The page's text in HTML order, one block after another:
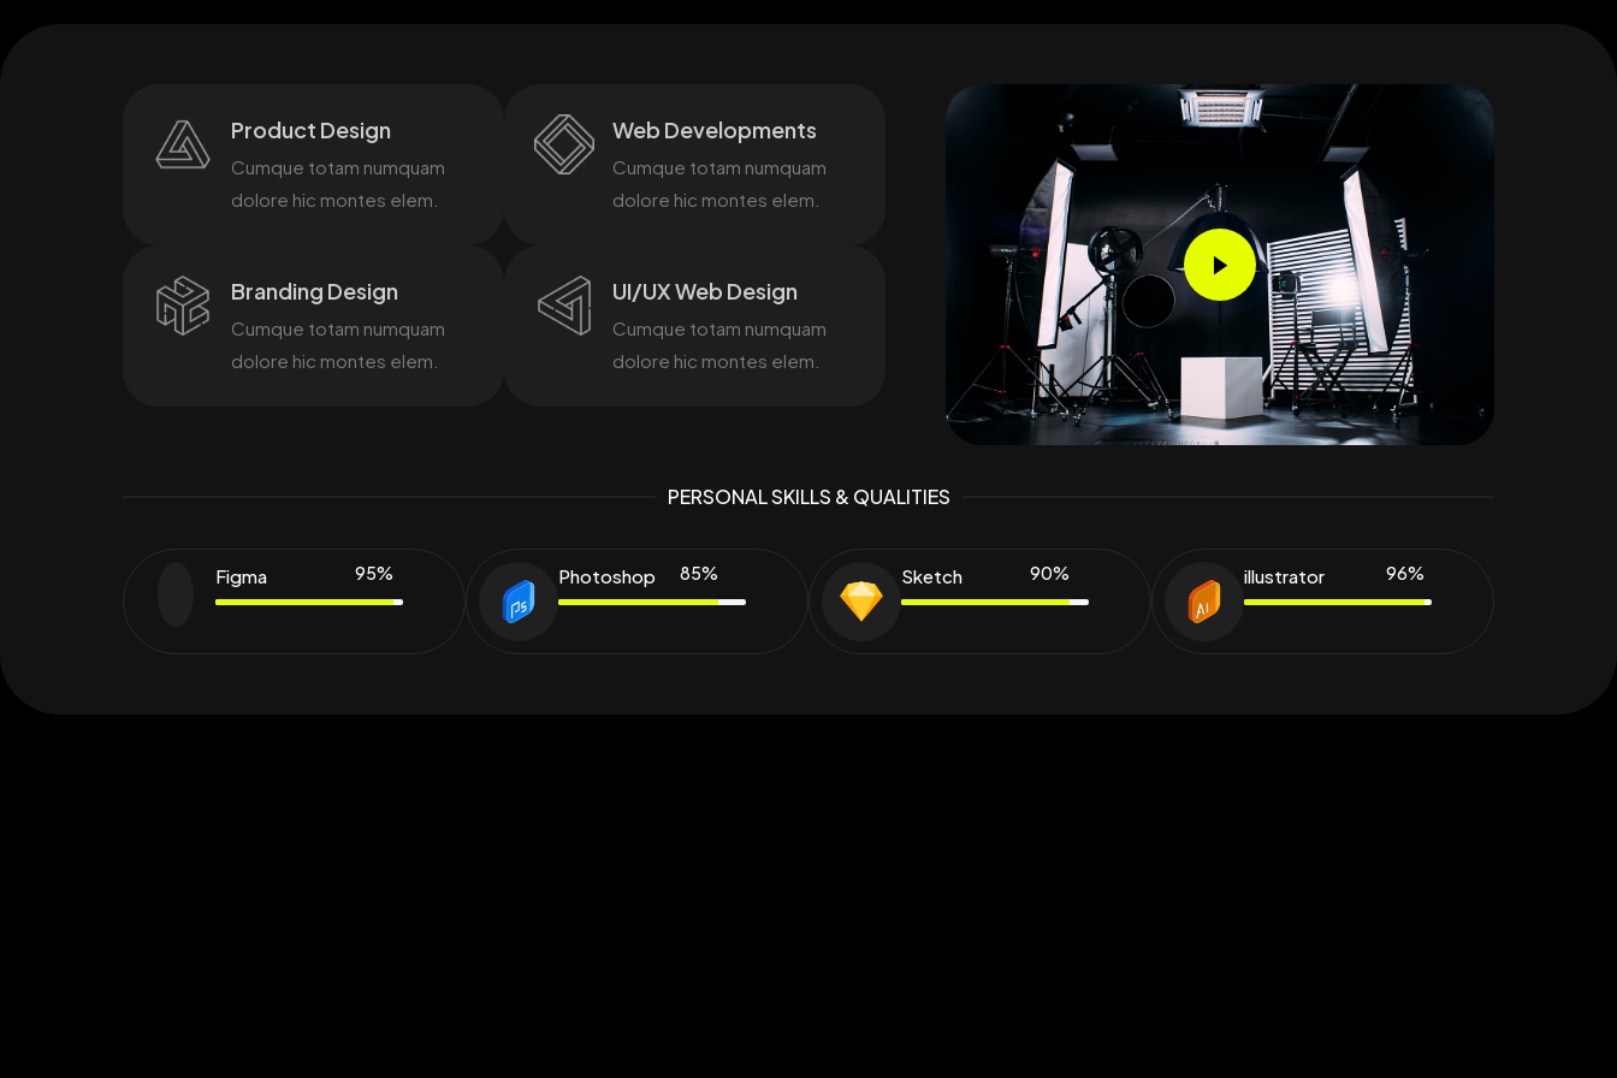
Product Design
Cumque totam numquam
dolore hic montes elem.
Branding Design
Cumque totam numquam
dolore hic montes elem.
Web Developments
Cumque totam numquam
dolore hic montes elem.
UI/UX Web Design
Cumque totam numquam
dolore hic montes elem.
PERSONAL SKILLS & QUALITIES
Figma 95% Photoshop 85% Sketch 90% illustrator 96%